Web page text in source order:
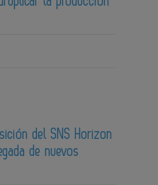
del SNS Horizon
de nuevos